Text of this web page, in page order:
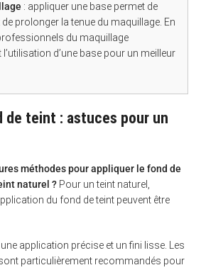
: appliquer une base permet de
de prolonger la tenue du maquillage. En
du maquillage
d’une base pour un meilleur
de teint : astuces pour un
méthodes pour appliquer le fond de
naturel ?Pour un teint naturel,
du fond de teint peuvent être
application précise et un fini lisse. Les
particulièrement recommandés pour